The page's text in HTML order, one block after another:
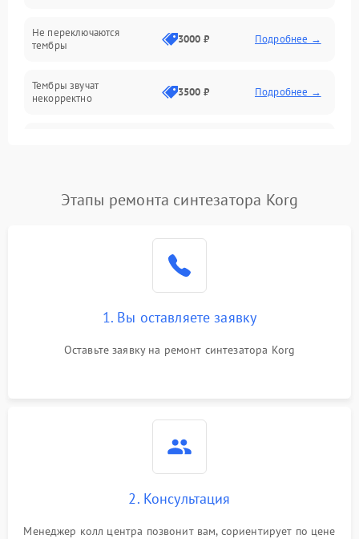
Оптика
Электроника
Не переключаются
тембры
3000 ₽ Подробнее →
Тембры звучат
некорректно
3500 ₽ Подробнее →
Этапы ремонта синтезатора Korg
1. Вы оставляете заявку
Оставьте заявку на ремонт синтезатора Korg
2. Консультация
Менеджер колл центра позвонит вам, сориентирует по цене